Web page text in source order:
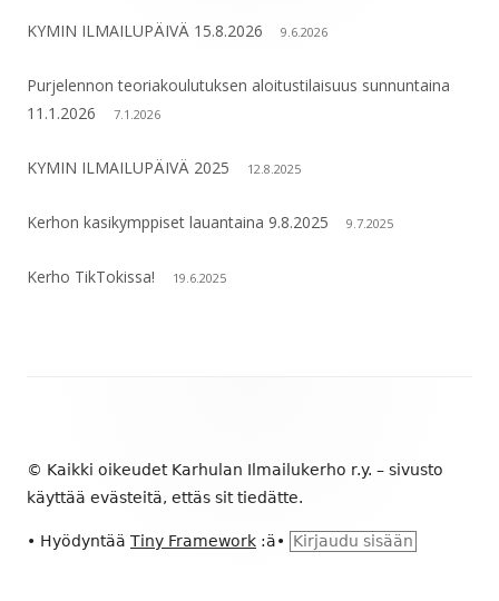
KYMIN ILMAILUPÄIVÄ 15.8.2026 9.6.2026
Purjelennon teoriakoulutuksen aloitustilaisuus sunnuntaina
11.1.2026
7.1.2026
KYMIN ILMAILUPÄIVÄ 2025 12.8.2025
Kerhon kasikymppiset lauantaina 9.8.2025 9.7.2025
Kerho TikTokissa! 19.6.2025
© Kaikki oikeudet Karhulan Ilmailukerho r.y. – sivusto
käyttää evästeitä, ettäs sit tiedätte.
• Hyödyntää Tiny Framework :ä• Kirjaudu sisään